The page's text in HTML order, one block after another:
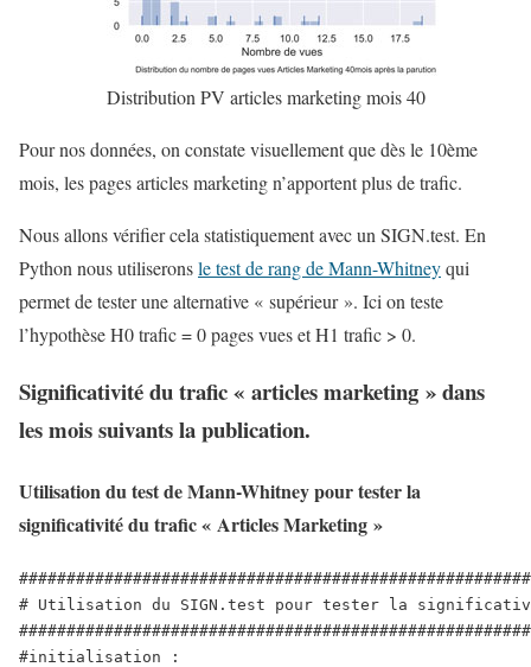
Distribution PV articles marketing mois 40
Pour nos données, on constate visuellement que dès le 10ème
mois, les pages articles marketing n’apportent plus de trafic.
Nous allons vérifier cela statistiquement avec un SIGN.test. En
Python nous utiliseronsle test de rang de Mann-Whitneyqui
permet de tester une alternative « supérieur ». Ici on teste
l’hypothèse H0 trafic = 0 pages vues et H1 trafic > 0.
Significativité du trafic « articles marketing » dans
les mois suivants la publication.
Utilisation du test de Mann-Whitney pour tester la
significativité du trafic « Articles Marketing »
# Utilisation du SIGN.test pour tester la
#initialisation :